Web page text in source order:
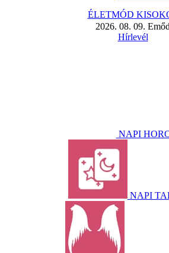
ÉLETMÓD
2026. 08. 09. Emőd
Hírlevél
NAPI
NAPI